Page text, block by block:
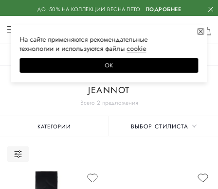
ДО -50% НА КОЛЛЕКЦИИ ВЕСНА-ЛЕТО ПОДРОБНЕЕ
Всего 2 предложения
JEANNOT
КАТЕГОРИИ ВЫБОР СТИЛИСТА
На сайте применяются рекомендательные
технологии и используются файлысооkiе
ОК